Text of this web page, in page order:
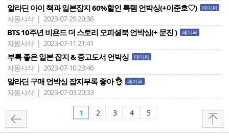
알라딘 아이 책과 일본잡지 60%할인 특템 언박싱(+이준호♡) 페이퍼
자몽샤샥 | 2023-07-29 20:36
BTS 10주년 비욘드 더 스토리 오피셜북 언박싱(+ 문진 ) 페이퍼
자몽샤샥 | 2023-07-11 21:41
부록 좋은 일본 잡지 & 중고도서 언박싱 페이퍼
자몽샤샥 | 2023-07-10 23:46
알라딘 구매 언박싱 잡지부록 좋아 👌 페이퍼
자몽샤샥 | 2023-07-03 20:33
1 2 3 4 5